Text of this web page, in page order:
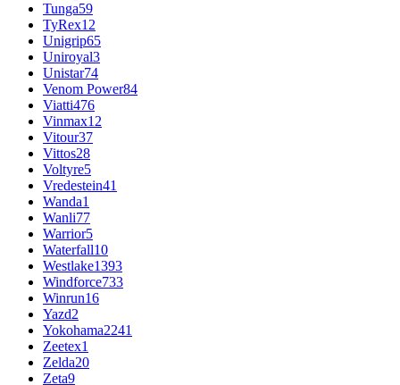
Tunga59
TyRex12
Unigrip65
Uniroyal3
Unistar74
Venom Power84
Viatti476
Vinmax12
Vitour37
Vittos28
Voltyre5
Vredestein41
Wanda1
Wanli77
Warrior5
Waterfall10
Westlake1393
Windforce733
Winrun16
Yazd2
Yokohama2241
Zeetex1
Zelda20
Zeta9